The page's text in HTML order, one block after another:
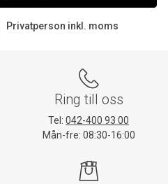
Privatperson inkl. moms
Ring till oss
Tel: 042-400 93 00
Mån-fre: 08:30-16:00